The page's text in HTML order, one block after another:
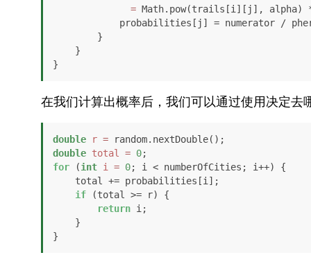
= Math.pow(trails[i][j], alpha) *
在我们计算出概率后，我们可以通过使用决定去
double r =
double total = 0
for (int i = 0; i < numberOfCities; i++) {
if (total >= r) {
return i;
}